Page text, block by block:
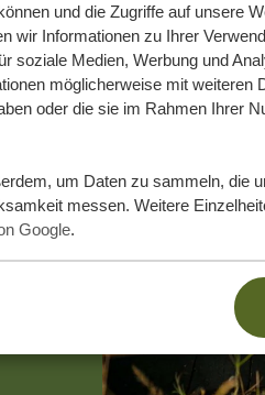
und die Zugriffe auf unsere
wir Informationen zu Ihrer
soziale Medien, Werbung und
möglicherweise mit weiteren
oder die sie im Rahmen Ihrer
um Daten zu sammeln, die
messen. Weitere
Google.